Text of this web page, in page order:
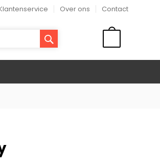
Over ons Contact